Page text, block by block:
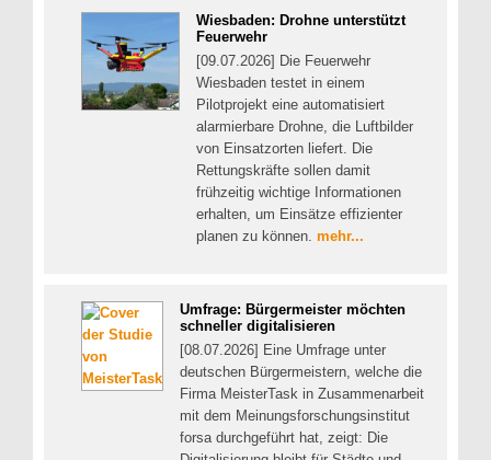
Wiesbaden: Drohne unterstützt
Feuerwehr
[09.07.2026] Die Feuerwehr
Wiesbaden testet in einem
Pilotprojekt eine automatisiert
alarmierbare Drohne, die Luftbilder
von Einsatzorten liefert. Die
Rettungskräfte sollen damit
frühzeitig wichtige Informationen
erhalten, um Einsätze effizienter
planen zu können. mehr...
Umfrage: Bürgermeister möchten
schneller digitalisieren
[08.07.2026] Eine Umfrage unter
deutschen Bürgermeistern, welche die
Firma MeisterTask in Zusammenarbeit
mit dem Meinungsforschungsinstitut
forsa durchgeführt hat, zeigt: Die